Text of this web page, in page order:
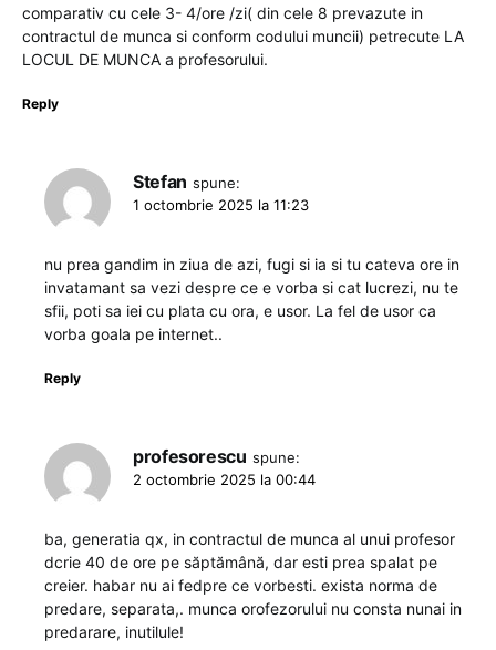
comparativ cu cele 3- 4/ore /zi( din cele 8 prevazute in
contractul de munca si conform codului muncii) petrecute LA
LOCUL DE MUNCA a profesorului.
Reply
Stefan spune:
1 octombrie 2025 la 11:23
nu prea gandim in ziua de azi, fugi si ia si tu cateva ore in
invatamant sa vezi despre ce e vorba si cat lucrezi, nu te
sfii, poti sa iei cu plata cu ora, e usor. La fel de usor ca
vorba goala pe internet..
Reply
profesorescu spune:
2 octombrie 2025 la 00:44
ba, generatia qx, in contractul de munca al unui profesor
dcrie 40 de ore pe săptămână, dar esti prea spalat pe
creier. habar nu ai fedpre ce vorbesti. exista norma de
predare, separata,. munca orofezorului nu consta nunai in
predarare, inutilule!